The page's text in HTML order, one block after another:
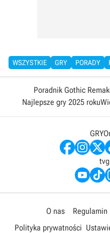
WSZYSTKIE GRY PORADY
Poradnik Gothic
Najlepsze gry 2025 roku
O nas Regulamin
Polityka prywatności